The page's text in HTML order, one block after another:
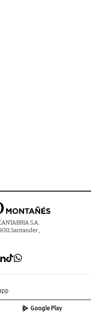
S.A.
Santander ,
Google Play